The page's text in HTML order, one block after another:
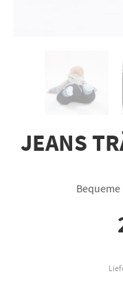
JEANS
Bequeme